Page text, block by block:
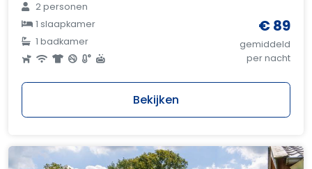
2 personen
1 slaapkamer
1 badkamer
€ 89
gemiddeld
per nacht
Bekijken